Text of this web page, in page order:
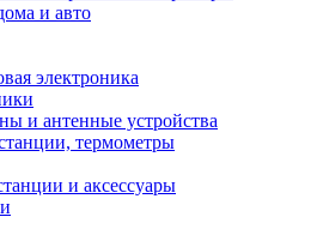
и авто
электроника
и антенные устройства
термометры
и аксессуары